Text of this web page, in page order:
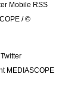
Mobile RSS
/ ©
MEDIASCOPE